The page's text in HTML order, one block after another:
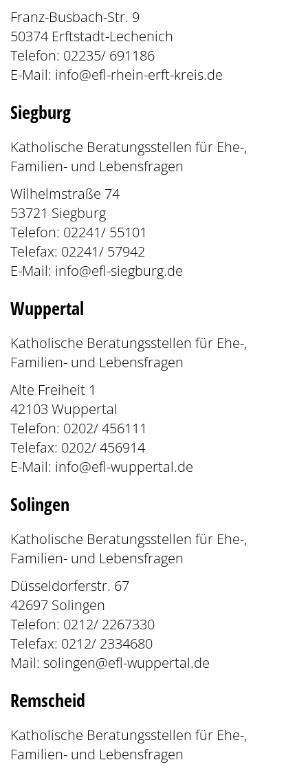
Franz-Busbach-Str. 9
50374 Erftstadt-Lechenich
Telefon: 02235/ 691186
E-Mail: info@efl-rhein-erft-kreis.de
Siegburg
Katholische Beratungsstellen für Ehe-,
Familien- und Lebensfragen
Wilhelmstraße 74
53721 Siegburg
Telefon: 02241/ 55101
Telefax: 02241/ 57942
E-Mail: info@efl-siegburg.de
Wuppertal
Katholische Beratungsstellen für Ehe-,
Familien- und Lebensfragen
Alte Freiheit 1
42103 Wuppertal
Telefon: 0202/ 456111
Telefax: 0202/ 456914
E-Mail: info@efl-wuppertal.de
Solingen
Katholische Beratungsstellen für Ehe-,
Familien- und Lebensfragen
Düsseldorferstr. 67
42697 Solingen
Telefon: 0212/ 2267330
Telefax: 0212/ 2334680
Mail: solingen@efl-wuppertal.de
Remscheid
Katholische Beratungsstellen für Ehe-,
Familien- und Lebensfragen